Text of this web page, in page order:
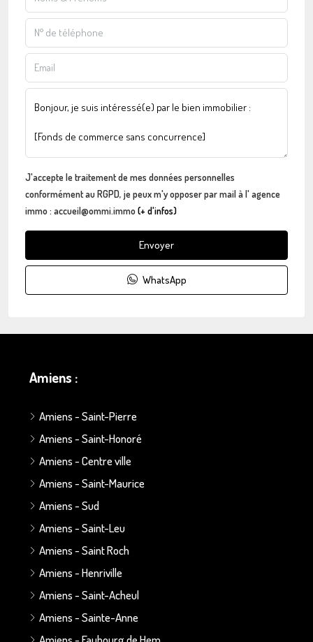
J'accepte le traitement de mes données personnelles
conformément au RGPD, je peux m'y opposer par mail à l' agence
immo : accueil@ommi.immo(+ d'infos)
Envoyer
WhatsApp
Amiens :
Amiens - Saint-Pierre
Amiens - Saint-Honoré
Amiens - Centre ville
Amiens - Saint-Maurice
Amiens - Sud
Amiens - Saint-Leu
Amiens - Saint Roch
Amiens - Henriville
Amiens - Saint-Acheul
Amiens - Sainte-Anne